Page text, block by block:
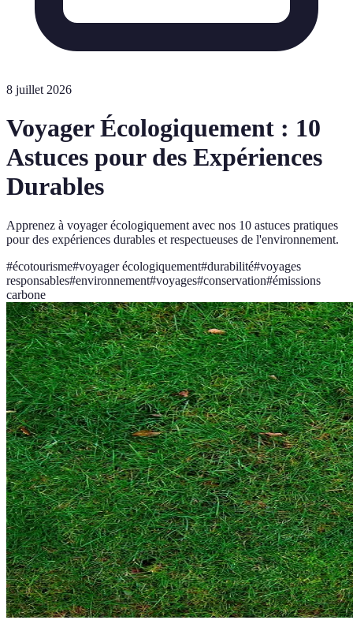
8 juillet 2026
Voyager Écologiquement : 10
Astuces pour des Expériences
Durables
Apprenez à voyager écologiquement avec nos 10 astuces pratiques
pour des expériences durables et respectueuses de l'environnement.
#écotourisme#voyager écologiquement#durabilité#voyages
responsables#environnement#voyages#conservation#émissions
carbone